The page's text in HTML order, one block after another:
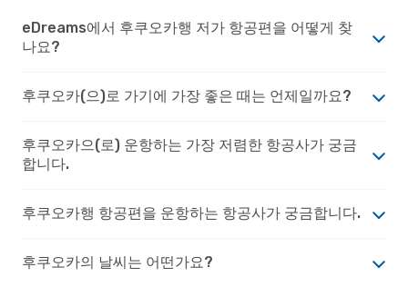
eDreams에서 후쿠오카행 저가 항공편을 어떻게 찾
나요?
후쿠오카(으)로 가기에 가장 좋은 때는 언제일까요?
후쿠오카으(로) 운항하는 가장 저렴한 항공사가 궁금
합니다.
후쿠오카행 항공편을 운항하는 항공사가 궁금합니다.
후쿠오카의 날씨는 어떤가요?